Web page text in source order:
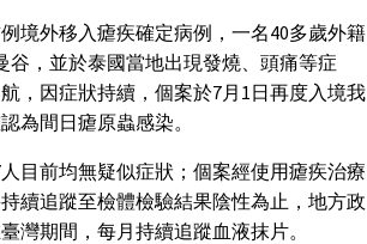
境外移入瘧疾確定病例，一名40多歲外籍
谷，並於泰國當地出現發燒、頭痛等症
，因症狀持續，個案於7月1日再度入境我
為間日瘧原蟲感染。
目前均無疑似症狀；個案經使用瘧疾治療
續追蹤至檢體檢驗結果陰性為止，地方政
灣期間，每月持續追蹤血液抹片。